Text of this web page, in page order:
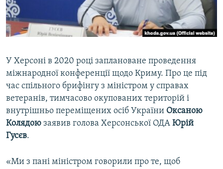
СВІДЧЕННЯ ОКУПАЦІЇ
УКРАЇНСЬКА ПРОБЛЕМА КРИМУ
Русский
Qırımtatar
Усі сайти RFE/RL
У Херсоні в 2020 році заплановане проведення
міжнародної конференції щодо Криму. Про це під
час спільного брифінгу з міністром у справах
ветеранів, тимчасово окупованих територій і
внутрішньо переміщених осіб України Оксаною
Колядою заявив голова Херсонської ОДА Юрій
Гусєв.
«Ми з пані міністром говорили про те, щоб